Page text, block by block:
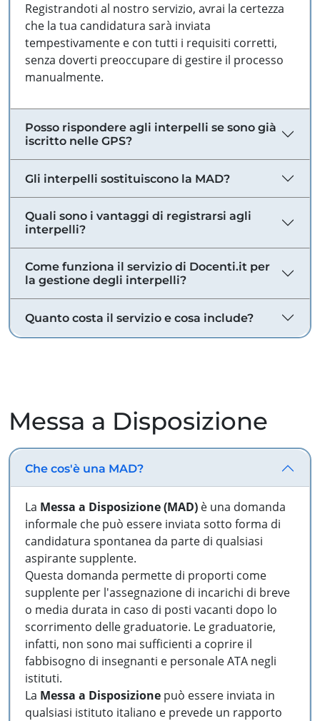
Registrandoti al nostro servizio, avrai la certezza
che la tua candidatura sarà inviata
tempestivamente e con tutti i requisiti corretti,
senza doverti preoccupare di gestire il processo
manualmente.
Posso rispondere agli interpelli se sono già
iscritto nelle GPS?
Gli interpelli sostituiscono la MAD?
Quali sono i vantaggi di registrarsi agli
interpelli?
Come funziona il servizio di Docenti.it per
la gestione degli interpelli?
Quanto costa il servizio e cosa include?
Messa a Disposizione
Che cos'è una MAD?
La Messa a Disposizione (MAD) è una domanda
informale che può essere inviata sotto forma di
candidatura spontanea da parte di qualsiasi
aspirante supplente.
Questa domanda permette di proporti come
supplente per l'assegnazione di incarichi di breve
o media durata in caso di posti vacanti dopo lo
scorrimento delle graduatorie. Le graduatorie,
infatti, non sono mai sufficienti a coprire il
fabbisogno di insegnanti e personale ATA negli
istituti.
La Messa a Disposizione può essere inviata in
qualsiasi istituto italiano e prevede un rapporto